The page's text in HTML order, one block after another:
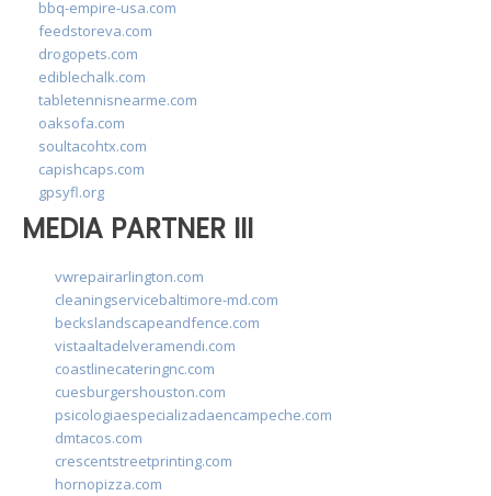
bbq-empire-usa.com
feedstoreva.com
drogopets.com
ediblechalk.com
tabletennisnearme.com
oaksofa.com
soultacohtx.com
capishcaps.com
gpsyfl.org
MEDIA PARTNER III
vwrepairarlington.com
cleaningservicebaltimore-md.com
beckslandscapeandfence.com
vistaaltadelveramendi.com
coastlinecateringnc.com
cuesburgershouston.com
psicologiaespecializadaencampeche.com
dmtacos.com
crescentstreetprinting.com
hornopizza.com